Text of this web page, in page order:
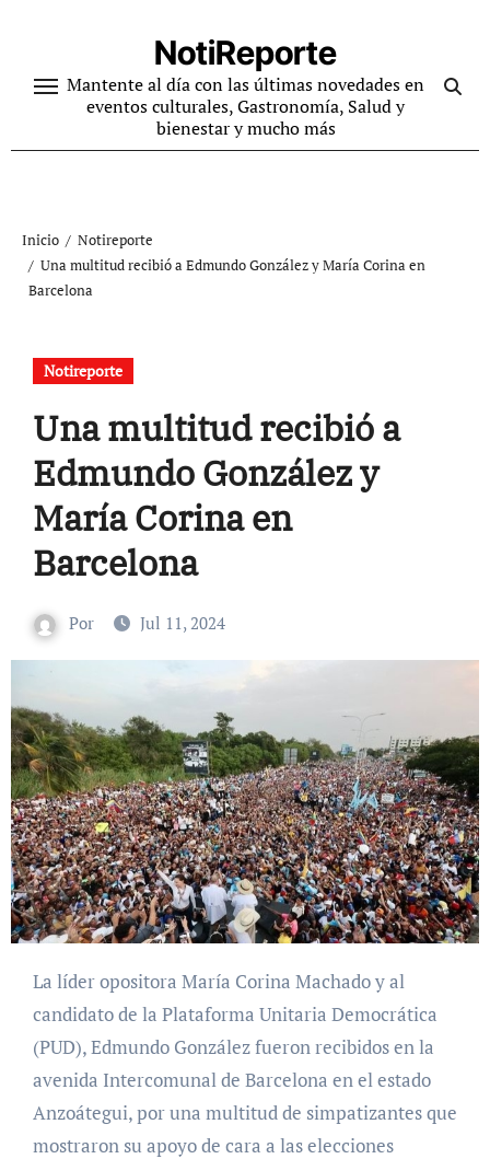
contenido
NotiReporte
Mantente al día con las últimas novedades en
eventos culturales, Gastronomía, Salud y
bienestar y mucho más
Inicio
Notireporte
Una multitud recibió a Edmundo González y María Corina en
Barcelona
Notireporte
Una multitud recibió a
Edmundo González y
María Corina en
Barcelona
Por Jul 11, 2024
La líder opositora María Corina Machado y al
candidato de la Plataforma Unitaria Democrática
(PUD), Edmundo González fueron recibidos en la
avenida Intercomunal de Barcelona en el estado
Anzoátegui, por una multitud de simpatizantes que
mostraron su apoyo de cara a las elecciones